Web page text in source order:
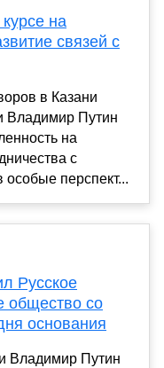
на
связей с
в Казани
Владимир Путин
на
с
особые перспект...
Русское
общество со
основания
Владимир Путин